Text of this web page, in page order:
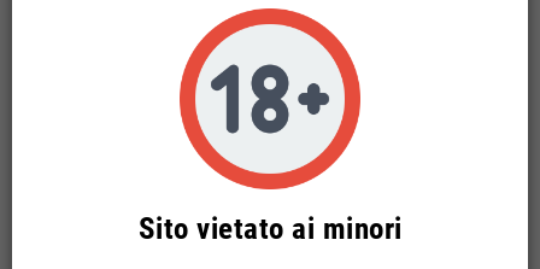
MINI SHOT 10 + 10 TPD
POD PRERICARICATE
SHOT 20 / 60 ML MIX SERIES
Sito vietato ai minori